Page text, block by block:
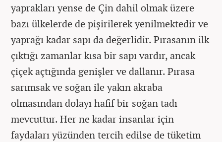
yaprakları yense de Çin dahil olmak üzere
bazı ülkelerde de pişirilerek yenilmektedir ve
yaprağı kadar sapı da değerlidir. Pırasanın ilk
çıktığı zamanlar kısa bir sapı vardır, ancak
çiçek açtığında genişler ve dallanır. Pırasa
sarımsak ve soğan ile yakın akraba
olmasından dolayı hafif bir soğan tadı
mevcuttur. Her ne kadar insanlar için
faydaları yüzünden tercih edilse de tüketim